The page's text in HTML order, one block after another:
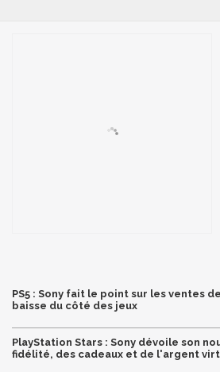
PS5 : Sony fait le point sur les ventes
baisse du côté des jeux
PlayStation Stars : Sony dévoile son
fidélité, des cadeaux et de l'argent